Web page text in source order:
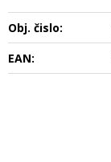
Obj. čislo:
EAN: